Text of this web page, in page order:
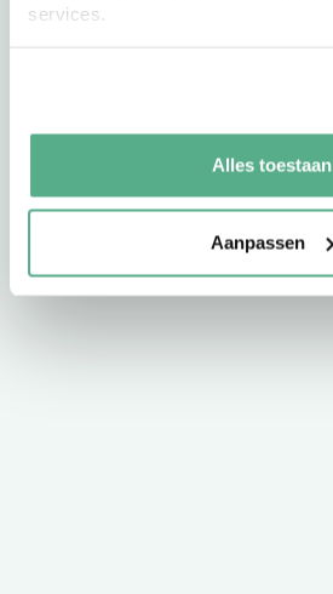
services.
Alles toestaan
Aanpassen